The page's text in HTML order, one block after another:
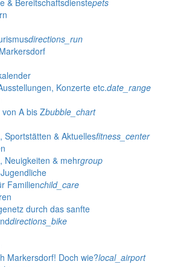
directions_run
Konzerte etc.date_range
von A bis Zbubble_chart
Sportstätten & Aktuellesfitness_center
Neuigkeiten & mehrgroup
Familienchild_care
durch das sanfte
directions_bike
Markersdorf! Doch wie?local_airport